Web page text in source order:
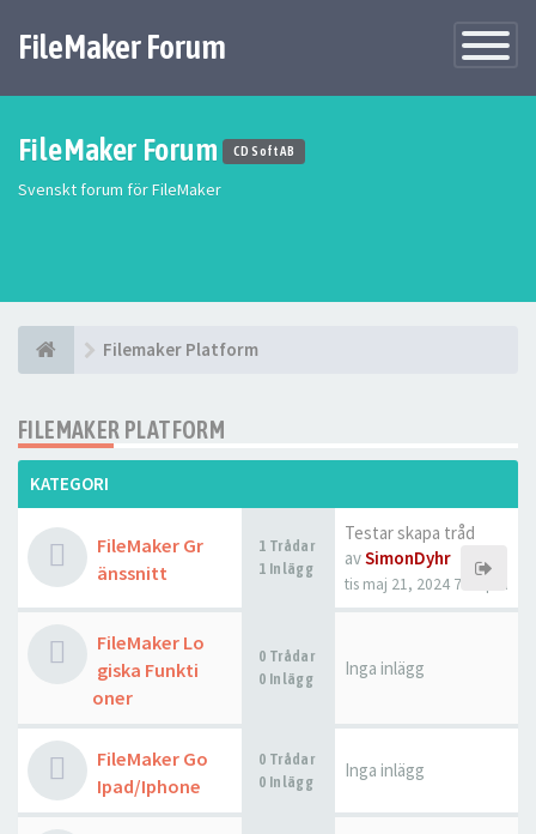
Växla
FileMaker Forum
FileMaker Forum CD Soft AB
Svenskt forum för FileMaker
Filemaker Platform
FILEMAKER PLATFORM
KATEGORI
FileMaker Gr
änssnitt
1 Trådar
1 Inlägg
Testar skapa tråd
avSimonDyhr
tis maj 21, 2024 7:21 pm
FileMaker Lo
giska Funkti
oner
0 Trådar
0 Inlägg
Inga inlägg
FileMaker Go
Ipad/Iphone
0 Trådar
0 Inlägg
Inga inlägg